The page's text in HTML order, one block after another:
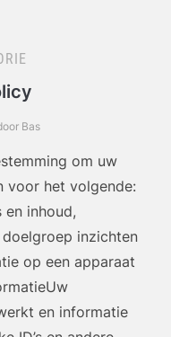
Bas
om uw
voor het volgende:
en inhoud,
inzichten
op een apparaat
en informatie